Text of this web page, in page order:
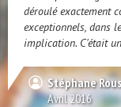
déroulé exactement
exceptionnels, dans
implication. C'était
Stéphane
Avril 2016